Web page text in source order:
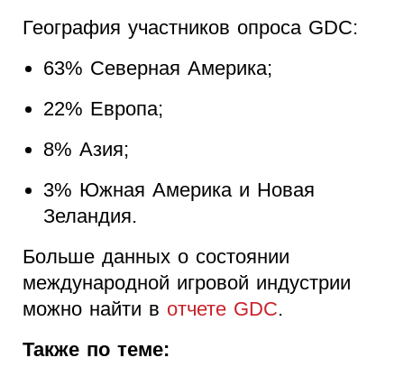
География участников опроса GDC:
63% Северная Америка;
22% Европа;
8% Азия;
3% Южная Америка и Новая
Зеландия.
Больше данных о состоянии
международной игровой индустрии
можно найти в отчете GDC.
Также по теме: